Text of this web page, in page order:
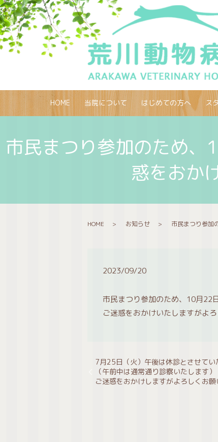
HOME 当院について はじめての方へ ス
市民まつり参加のため
惑をおか
HOME お知らせ 市民まつり参加
2023/09/20
市民まつり参加のため、10月22
ご迷惑をおかけいたしますがよ
7月25日（火）午後は休診とさせてい
（午前中は通常通り診察いたします）
ご迷惑をおかけしますがよろしくお願